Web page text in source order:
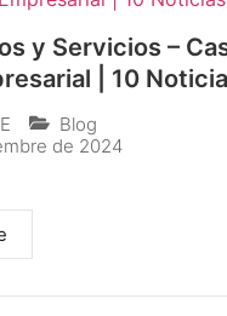
y Servicios –
| 10
Blog
de 2024